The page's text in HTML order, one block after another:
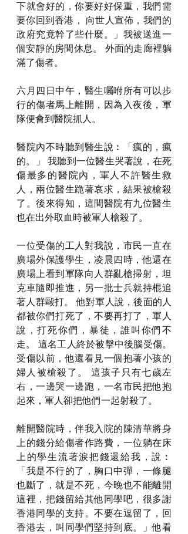
下就會好的，你要好好保重，我們需
要你回到香港， 向世人宣佈，我們的
政府究竟幹了些什麼。」我被送進一
個安靜的房間休息。 外面的走廊裡躺
滿了傷者。
六月四日中午，醫生囑咐所有可以步
行的傷者馬上離開，因為入夜後，軍
隊便會到醫院抓人。
醫院內不時聽到醫生說︰「瘋的，瘋
的。」 我聽到一位醫生哭著說，在死
傷最多的醫院內，軍人不許醫生救
人，兩位醫生跪著哀求，結果被槍殺
了。後來得知，這間醫院有九位醫生
也在出外取血時被軍人槍殺了。
一位受傷的工人對我說，市民一直在
廣場外保護學生，凌晨四時，他還在
廣場上看到軍隊向人群亂槍掃射，坦
克車隨即推進，另一批士兵就持棍追
著人群毆打。 他對軍人說，後面的人
都被你們打死了，不要再打了，軍人
說，打死你們，暴徒，誰叫你們不
走。 這名工人終於被擊中後腦受傷。
受傷以前，他還看見一個抱著小孩的
婦人被槍殺了。 這孩子只有七歲左
右，一邊哭一邊跑，一名市民把他抱
起來，軍人卻把他們一起射殺了。
離開醫院時，伴我入院的陳清華將身
上的錢分給傷者作路費，一位躺在床
上的學生流著淚把錢還給我，說︰
「我是不行的了，胸口中彈，一條腿
也斷了，就是不死，今晚也不能離開
這裡，把錢留給其他同學吧，很多謝
香港同學的支持。不要在逗留了，回
香港去，叫同學們堅持到底。」他看